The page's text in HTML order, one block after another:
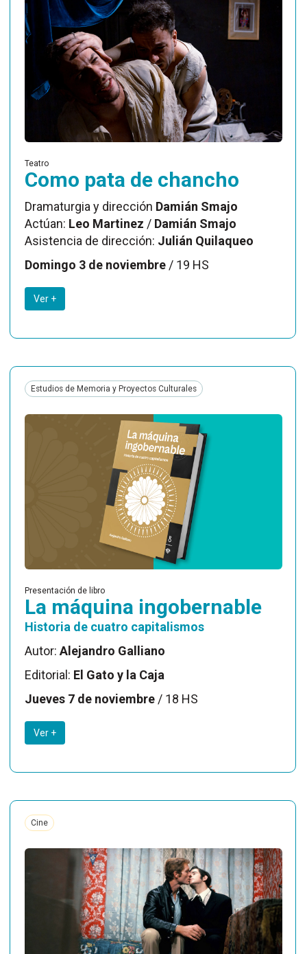
Teatro
Como pata de chancho
Dramaturgia y dirección Damián Smajo
Actúan: Leo Martinez / Damián Smajo
Asistencia de dirección: Julián Quilaqueo
Domingo 3 de noviembre / 19 HS
Ver +
Estudios de Memoria y Proyectos Culturales
Presentación de libro
La máquina ingobernable
Historia de cuatro capitalismos
Autor: Alejandro Galliano
Editorial: El Gato y la Caja
Jueves 7 de noviembre / 18 HS
Ver +
Cine